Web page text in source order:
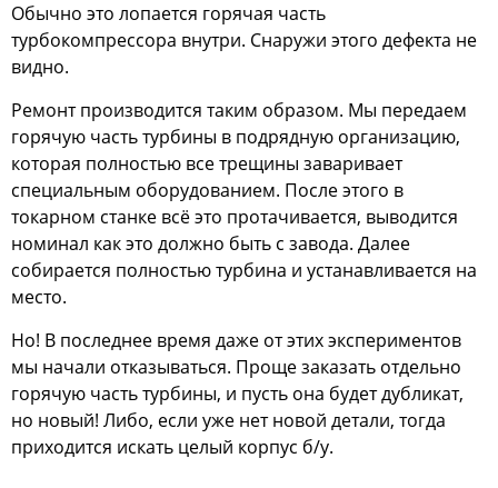
Обычно это лопается горячая часть
турбокомпрессора внутри. Снаружи этого дефекта не
видно.
Ремонт производится таким образом. Мы передаем
горячую часть турбины в подрядную организацию,
которая полностью все трещины заваривает
специальным оборудованием. После этого в
токарном станке всё это протачивается, выводится
номинал как это должно быть с завода. Далее
собирается полностью турбина и устанавливается на
место.
Но! В последнее время даже от этих экспериментов
мы начали отказываться. Проще заказать отдельно
горячую часть турбины, и пусть она будет дубликат,
но новый! Либо, если уже нет новой детали, тогда
приходится искать целый корпус б/у.